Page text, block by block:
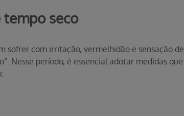
seco
sofrer com irritação, vermelhidão e sensação de
Nesse período, é essencial adotar medidas que